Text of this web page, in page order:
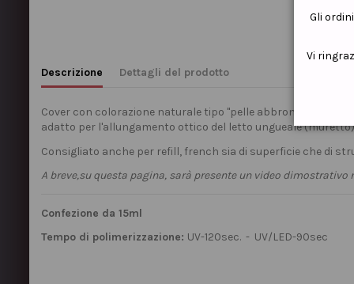
Descrizione Dettagli del prodotto
Cover con colorazione naturale tipo "pelle abbronzata", alta
adatto per l'allungamento ottico del letto ungueale
Consigliato anche per refill, french sia di superficie che di
A breve,su questa pagina, sarà presente un video
Confezione da 15ml
Tempo di polimerizzazione: UV-120sec. - UV/LED-90sec
Gli
Vi